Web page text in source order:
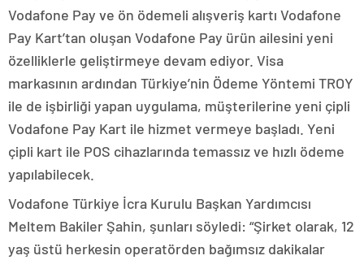
Vodafone Pay ve ön ödemeli alışveriş kartı Vodafone
Pay Kart’tan oluşan Vodafone Pay ürün ailesini yeni
özelliklerle geliştirmeye devam ediyor. Visa
markasının ardından Türkiye’nin Ödeme Yöntemi TROY
ile de işbirliği yapan uygulama, müşterilerine yeni çipli
Vodafone Pay Kart ile hizmet vermeye başladı. Yeni
çipli kart ile POS cihazlarında temassız ve hızlı ödeme
yapılabilecek.
Vodafone Türkiye İcra Kurulu Başkan Yardımcısı
Meltem Bakiler Şahin, şunları söyledi: “Şirket olarak, 12
yaş üstü herkesin operatörden bağımsız dakikalar